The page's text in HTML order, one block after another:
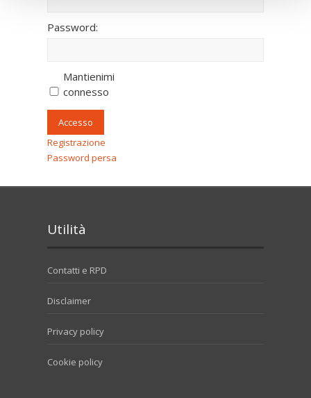
Password:
Mantienimi
connesso
Accesso
Registrazione
Password persa
Utilità
Contatti e RPD
Disclaimer
Privacy policy
Cookie policy